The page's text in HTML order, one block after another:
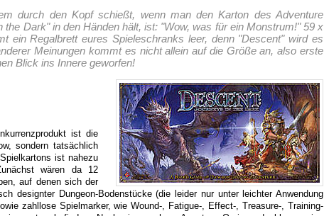
durch den Kopf schießt, wenn man den Karton des Adventure
Dark" in den Händen hält, ist: "Wow, was für ein Monstrum!" 59 x
ein Regalbrett eures Spieleschranks leer, denn "Descent" wird es
Meinungen kommt es nicht allein auf die Größe an, also erste
Blick ins Innere geworfen!
ist die
sondern tatsächlich
ist nahezu
wären da 12
auf denen sich der
designter Dungeon-Bodenstücke (die leider nur unter leichter Anwendung
zahllose Spielmarker, wie Wound-, Fatigue-, Effect-, Treasure-, Training-